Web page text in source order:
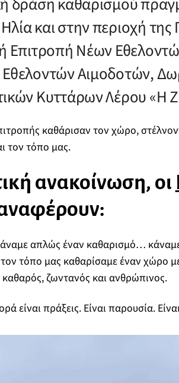
και στην περιοχή
Επιτροπή Νέων
Αιμοδοτών,
Κυττάρων Λέρου «Η
καθάρισαν τον χώρο,
τον τόπο μας.
ανακοίνωση, οι
απλώς έναν καθαρισμό…
τόπο μας καθαρίσαμε έναν χώρο
καθαρός, ζωντανός και ανθρώπινος.
είναι πράξεις. Είναι παρουσία.